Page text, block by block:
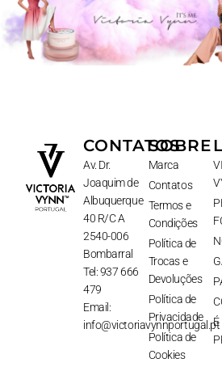
CONTATOS
Av. Dr.
Joaquim de
Albuquerque
40 R/C A
2540-006
Bombarral
Tel: 937 666
479
Email:
info@victoriavynnportugal.pt
SOBRE
Marca
Contatos
Termos e
Condições
Política de
Trocas e
Devoluções
Política de
Privacidade
Política de
Cookies
É